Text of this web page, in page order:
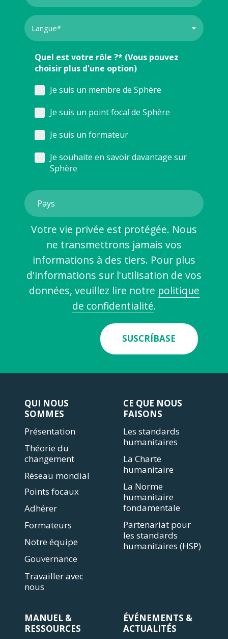
Quel est votre rôle ?* (Vous pouvez
choisir plus d'une option)
Je suis un membre de Sphère
Je suis un point focal de Sphère
Je suis un formateur
Je souhaite en savoir davantage sur
Sphère
Votre vie privée est protégée. Nous
ne transmettrons jamais vos
informations à des tiers. Pour plus
d'informations sur l'utilisation de vos
données, veuillez lire notre politique
de confidentialité.
SUSCRÍBASE
QUI NOUS
SOMMES
Présentation
Théorie du
changement
Réseau mondial
Points focaux
Adhérer
Formateurs
Notre équipe
Gouvernance
Travailler avec
nous
CE QUE NOUS
FAISONS
Les standards
humanitaires
La Charte
humanitaire
La Norme
humanitaire
fondamentale
Partenariat pour
les standards
humanitaires (HSP)
MANUEL &
RESSOURCES
ÉVÉNEMENTS &
ACTUALITÉS